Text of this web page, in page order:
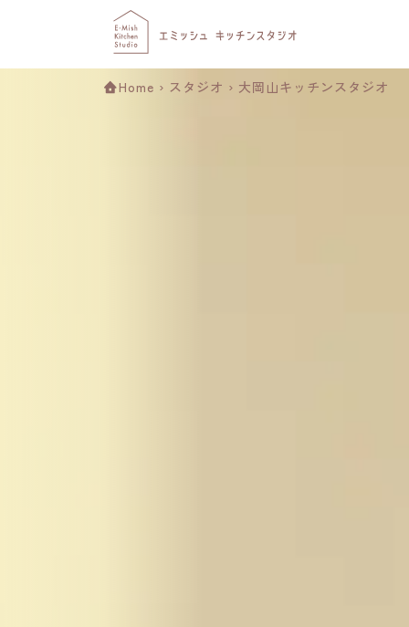
Home › スタジオ › 大岡山キッチンスタジオ